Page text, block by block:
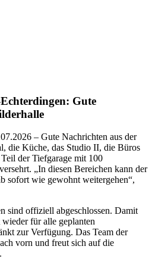
Gute
– Gute Nachrichten aus der
die Küche, das Studio II, die Büros
der Tiefgarage mit 100
„In diesen Bereichen kann der
sofort wie gewohnt weitergehen“,
sind offiziell abgeschlossen. Damit
wieder für alle geplanten
zur Verfügung. Das Team der
vorn und freut sich auf die